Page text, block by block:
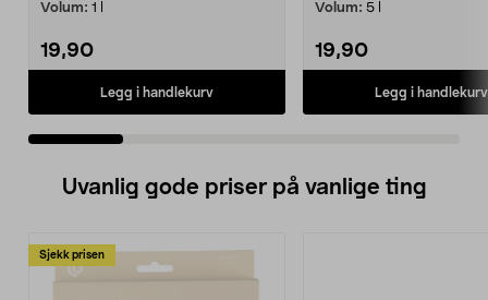
Volum: 1 l
19,90
Legg i handlekurv
Volum: 5 l
19,90
Legg i handlekurv
Uvanlig gode priser på vanlige ting
Sjekk prisen